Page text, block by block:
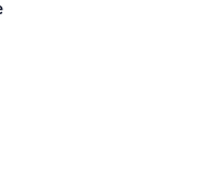
4,5 на основе 265 оценок